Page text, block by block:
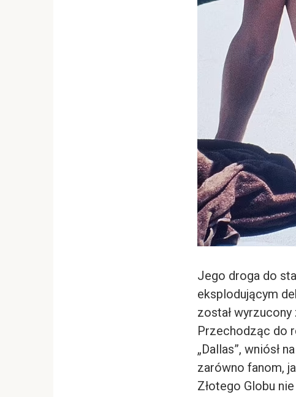
Jego droga do
eksplodującym
został
Przechodząc do
„Dallas”, wniósł
zarówno fanom,
Złotego Globu